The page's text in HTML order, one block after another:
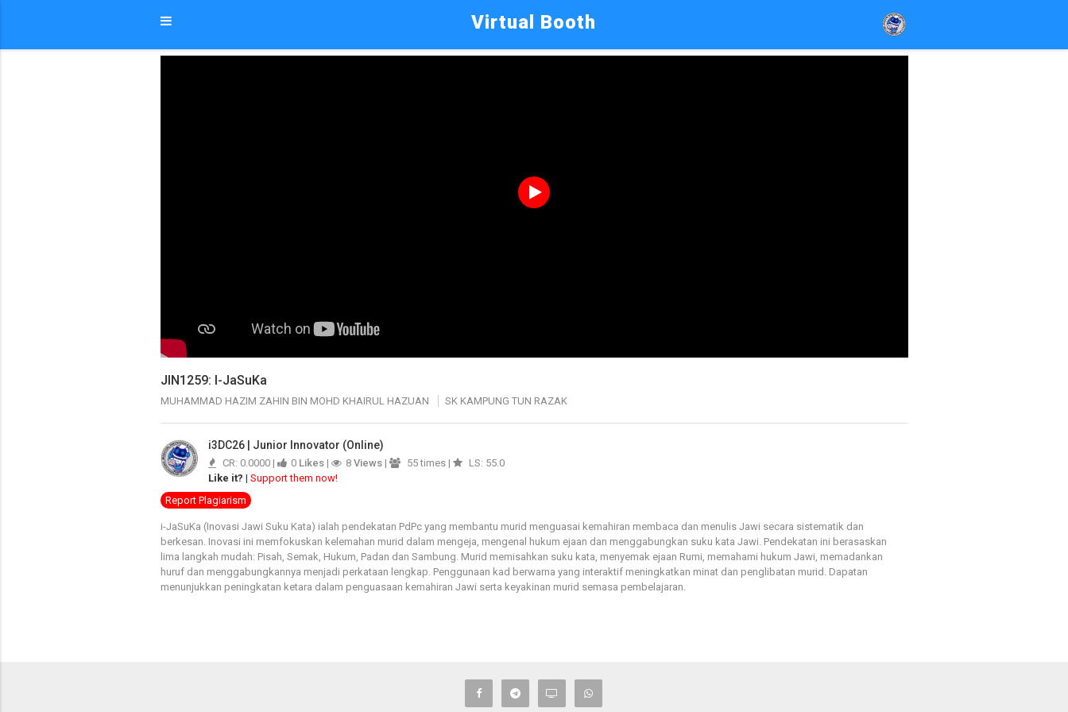
Virtual Booth
JIN1259: I-JaSuKa
MUHAMMAD HAZIM ZAHIN BIN MOHD KHAIRUL HAZUAN SK KAMPUNG TUN RAZAK
i3DC26 | Junior Innovator (Online)
CR: 0.0000 | 0Likes| 8Views| 55 times |
LS: 55.0
Like it? | Support them now!
Report Plagiarism
i-JaSuKa (Inovasi Jawi Suku Kata) ialah pendekatan PdPc yang membantu murid menguasai kemahiran membaca dan menulis Jawi secara sistematik dan
berkesan. Inovasi ini memfokuskan kelemahan murid dalam mengeja, mengenal hukum ejaan dan menggabungkan suku kata Jawi. Pendekatan ini berasaskan
lima langkah mudah: Pisah, Semak, Hukum, Padan dan Sambung. Murid memisahkan suku kata, menyemak ejaan Rumi, memahami hukum Jawi, memadankan
huruf dan menggabungkannya menjadi perkataan lengkap. Penggunaan kad berwarna yang interaktif meningkatkan minat dan penglibatan murid. Dapatan
menunjukkan peningkatan ketara dalam penguasaan kemahiran Jawi serta keyakinan murid semasa pembelajaran.